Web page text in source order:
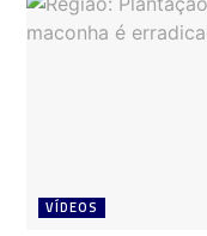
VÍDEOS